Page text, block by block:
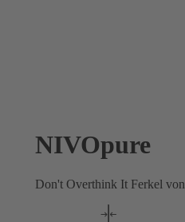
NIVOpure
Don't Overthink It Ferkel von